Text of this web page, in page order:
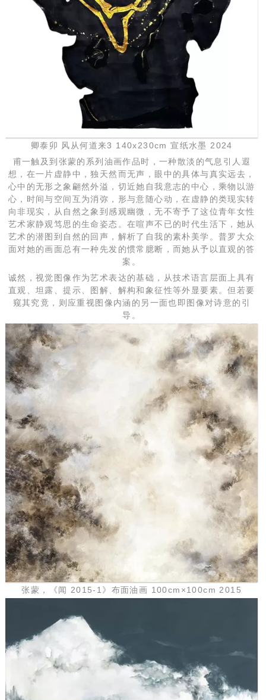
卿泰卯 风从何道来3 140x230cm 宣纸水墨 2024
甫一触及到张蒙的系列油画作品时，一种散淡的气息引人遐
想，在一片虚静中，独天然而无声，眼中的具体与真实远去，
心中的无形之象翩然外溢，切近她自我意志的中心，乘物以游
心，时间与空间互为消弥，形与意随心动，在虚静的类现实转
向非现实，从自然之象到感观幽微，无不寄予了这位青年女性
艺术家静观笃思的生命姿态。在喧声不已的时代生活下，她从
艺术的潜图到自然的回声，解析了自我的素朴美学。普罗大众
面对她的画面总有一种先发的惯常臆断，而她从予以直观的答
案。
诚然，视觉图像作为艺术表达的基础，从技术语言层面上具有
直观、坦露、提示、图解、解构和象征性等外显要素。但若要
窥其究竟，则应重视图像内涵的另一面也即图像对诗意的引
导。
张蒙，《闻 2015-1》布面油画 100cm×100cm 2015